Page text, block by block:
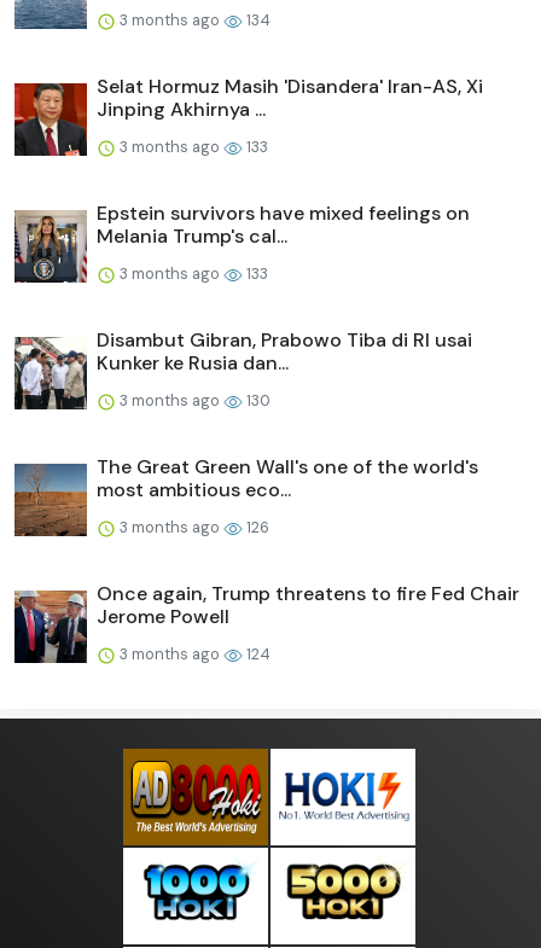
3 months ago 134
Selat Hormuz Masih 'Disandera' Iran-AS, Xi
Jinping Akhirnya ...
3 months ago 133
Epstein survivors have mixed feelings on
Melania Trump's cal...
3 months ago 133
Disambut Gibran, Prabowo Tiba di RI usai
Kunker ke Rusia dan...
3 months ago 130
The Great Green Wall's one of the world's
most ambitious eco...
3 months ago 126
Once again, Trump threatens to fire Fed Chair
Jerome Powell
3 months ago 124